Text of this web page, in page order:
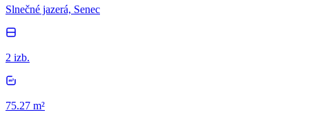
Slnečné jazerá, Senec
2 izb.
75.27 m²